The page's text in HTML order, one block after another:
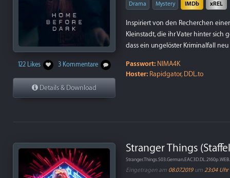
122 Likes 3 Kommentare
Details & Download
Drama Mystery IMDb xREL
Inspiriert von den Recherchen
Kleinstadt, die ihr Vater hinter sich
dass ein ungelöster Kriminalfall
Passwort: NIMA4K
Hoster: Rapidgator, DDL.to
Stranger Things
Eingetragen am 08.07.2019um 23:04 Uhr